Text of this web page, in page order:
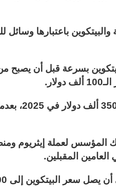
باعتبارها وسائل
البيتكوين بسرعة قبل أن
وفي الشهر ذاته، عاد
لعملة إيثريوم